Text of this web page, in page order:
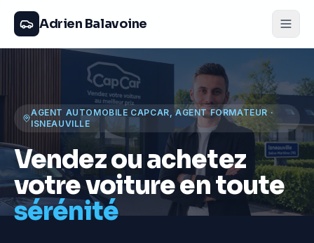
Adrien Balavoine
AGENT AUTOMOBILE CAPCAR, AGENT FORMATEUR ·
ISNEAUVILLE
Vendez ou achetez
votre voiture en toute
sérénité